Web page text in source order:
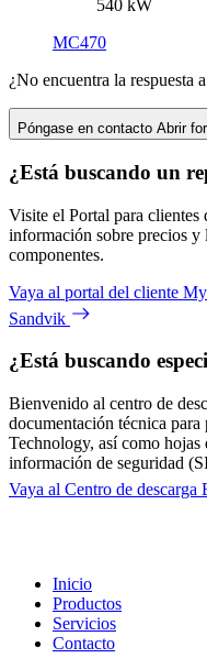
540 kW
MC470
¿No encuentra la respuesta
Póngase en contacto Abrir
¿Está buscando un
Visite el Portal para
información sobre precios y
componentes.
Vaya al portal del cliente
Sandvik
¿Está buscando
Bienvenido al centro de
documentación técnica
Technology, así como hojas
información de seguridad
Vaya al Centro de descarga
Inicio
Productos
Servicios
Contacto